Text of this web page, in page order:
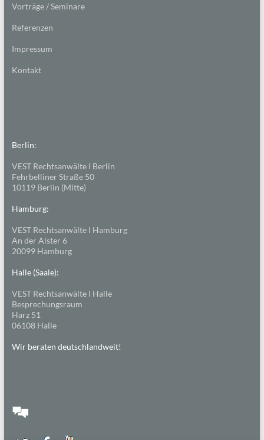
Vorträge / Seminare
Referenzen
Impressum
Kontakt
Berlin:
VEST Rechtsanwälte I Berlin
Fehrbelliner Straße 50
10119 Berlin (Mitte)
Hamburg:
VEST Rechtsanwälte I Hamburg
An der Alster 6
20099 Hamburg
Halle (Saale):
VEST Rechtsanwälte I Halle
Besprechungsraum
Harz 51
06108 Halle
Wir beraten deutschlandweit!